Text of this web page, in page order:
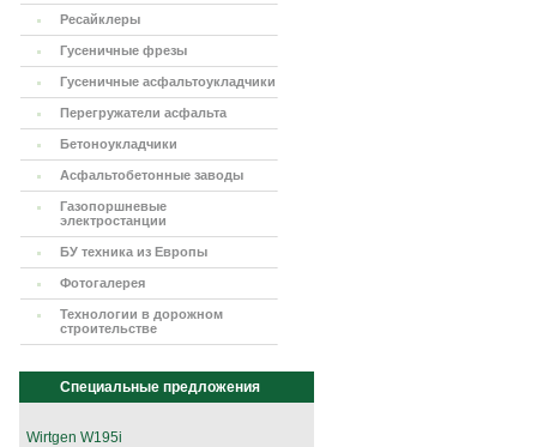
Ресайклеры
Гусеничные фрезы
Гусеничные асфальтоукладчики
Перегружатели асфальта
Бетоноукладчики
Асфальтобетонные заводы
Газопоршневые
электростанции
БУ техника из Европы
Фотогалерея
Технологии в дорожном
строительстве
Специальные предложения
Wirtgen W195i